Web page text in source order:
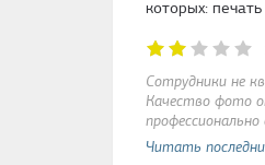
которых:
Сотрудники не
Качество фото
Читать